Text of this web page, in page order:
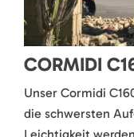
CORMIDI
Unser Cormidi
die schwersten
Leichtigkeit